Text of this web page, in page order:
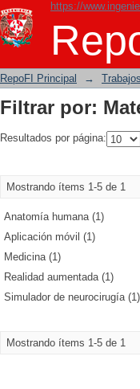
https://
Filtrar por:
RepoFI Principal →
Filtrar por:
Resultados por página:
Mostrando ítems 1-5 de 1
Anatomía humana (1)
Aplicación móvil (1)
Medicina (1)
Realidad aumentada (1)
Simulador de neurocirugía (1)
Mostrando ítems 1-5 de 1